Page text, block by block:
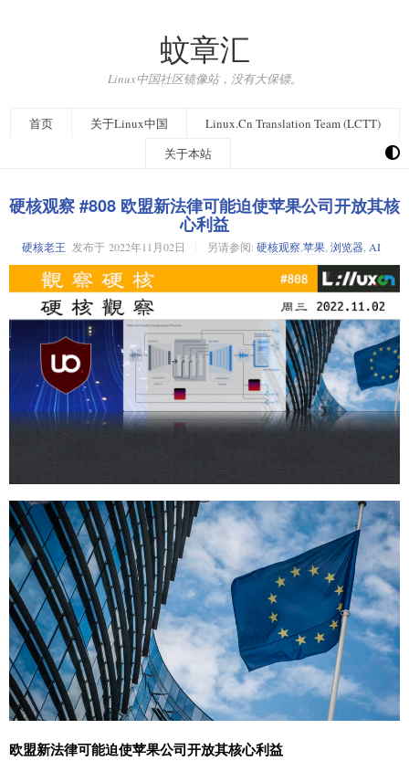
蚊章汇
Linux中国社区镜像站，没有大保镖。
首页 关于Linux中国
Linux.Cn Translation Team (LCTT)
关于本站
硬核观察 #808 欧盟新法律可能迫使苹果公司开放其核
心利益
硬核老王 发布于 2022年11月02日 另请参阅: 硬核观察 苹果, 浏览器, AI
欧盟新法律可能迫使苹果公司开放其核心利益